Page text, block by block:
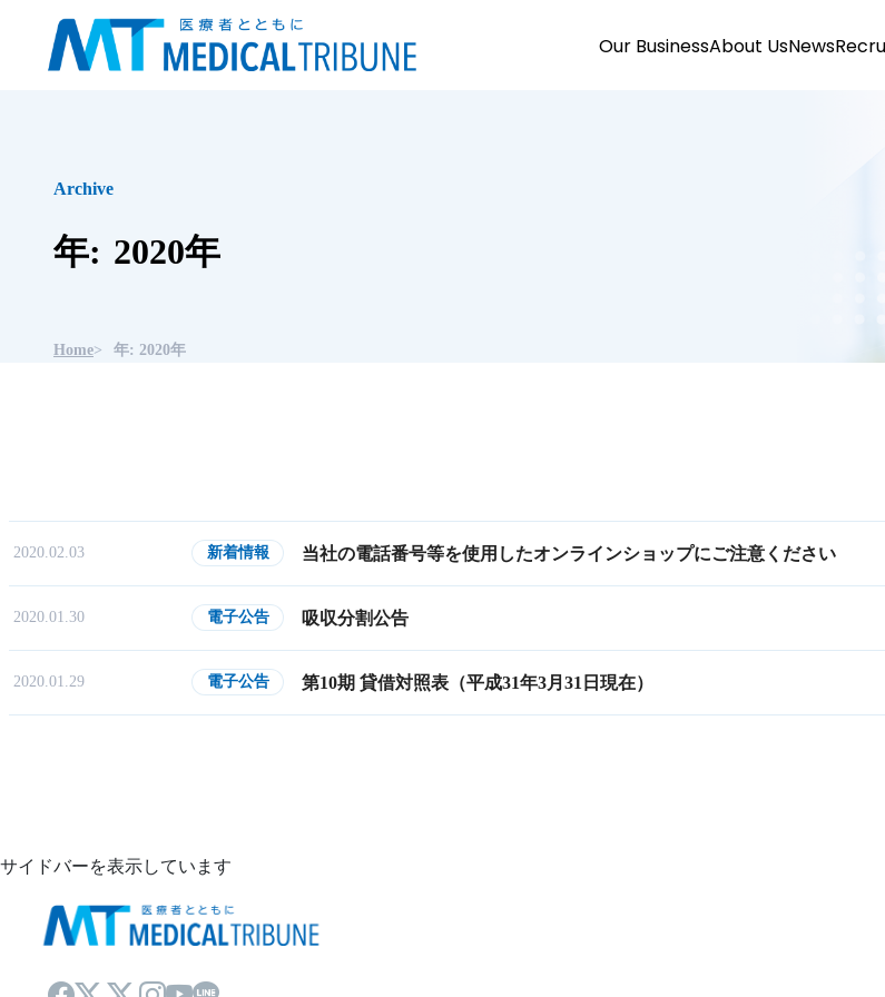
Our BusinessAbout UsNews
Archive
年: 2020年
Home 年: 2020年
2020.02.03 新着情報 当社の電話番号等を使用したオンラインショップにご注意ください
2020.01.30 電子公告 吸収分割公告
2020.01.29 電子公告 第10期 貸借対照表（平成31年3月31日現在）
サイドバーを表示しています